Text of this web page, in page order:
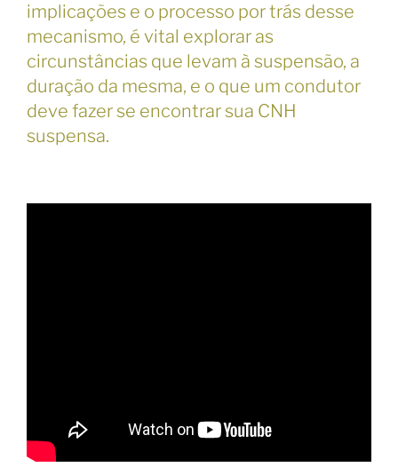
implicações e o processo por trás desse
mecanismo, é vital explorar as
circunstâncias que levam à suspensão, a
duração da mesma, e o que um condutor
deve fazer se encontrar sua CNH
suspensa.